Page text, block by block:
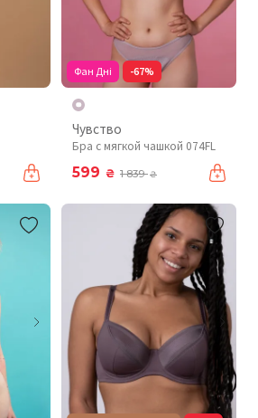
Фан Дні -67%
Чувство
Бра с мягкой чашкой 074FL
599 ₴ 1 839₴